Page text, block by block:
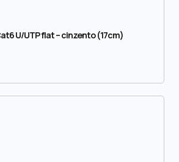
U/UTP flat – cinzento (17cm)